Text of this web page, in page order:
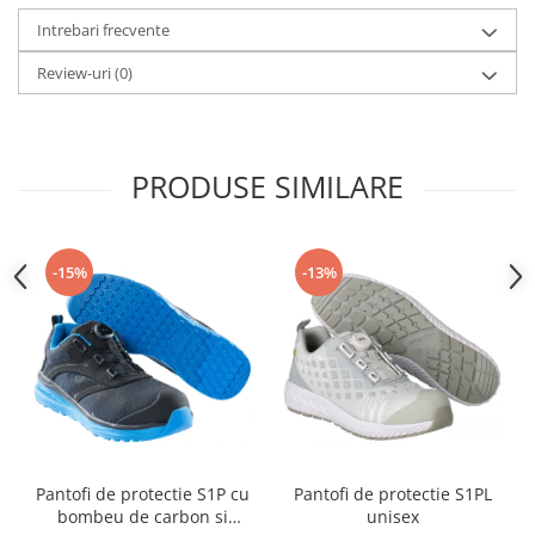
Articole pentru rufe, casa,
geamuri, mobila
Articole pentru birou, suprafete,
pardoseli
Tipografie si stampile
Formulare tipizate
Caiete si blocnotesuri
personalizate
Stampile, tusiere si tus
Protectia muncii si Imbracaminte
Imbracaminte
Bluze & Pulovere
Intrebari frecvente
Review-uri(0)
PRODUSE SIMILARE
-15%
Pantofi de protectie S1P cu
bombeu de carbon si
-13%
Pantofi de protectie S1PL
unisex